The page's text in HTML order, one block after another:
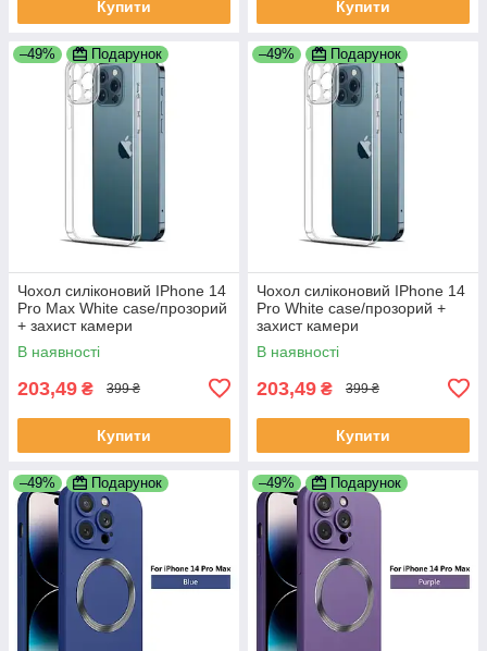
Купити Купити
–49% Подарунок
Чохол силіконовий IPhone 14
Pro Max White case/прозорий
+ захист камери
В наявності
203,49 ₴ 399 ₴
Купити
–49% Подарунок
Чохол силіконовий IPhone 14
Pro White case/прозорий +
захист камери
В наявності
203,49 ₴ 399 ₴
Купити
–49% Подарунок –49% Подарунок